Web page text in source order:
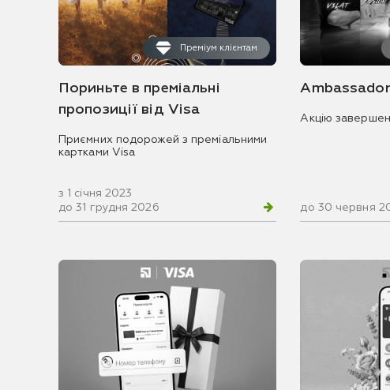
Преміум клієнтам
Пориньте в преміальні
пропозиції від Visa
Приємних подорожей з преміальними
картками Visa
з 1 січня 2023
до 31 грудня 2026
Акцію
до 30 червня